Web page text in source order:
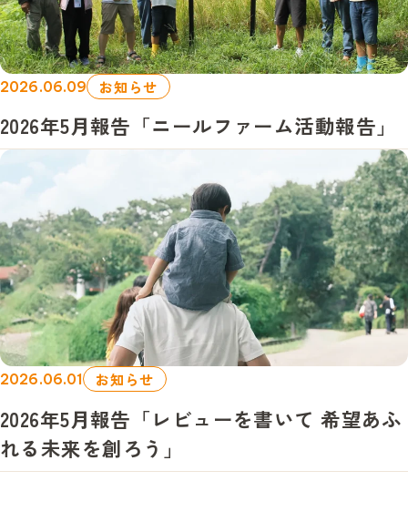
2026.06.09 お知らせ
2026年5月報告「ニールファーム活動報告」
2026.06.01 お知らせ
2026年5月報告「レビューを書いて 希望あふ
れる未来を創ろう」